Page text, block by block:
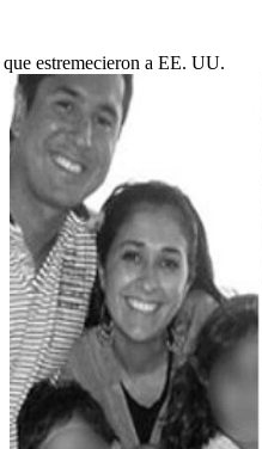
estremecieron a EE. UU.